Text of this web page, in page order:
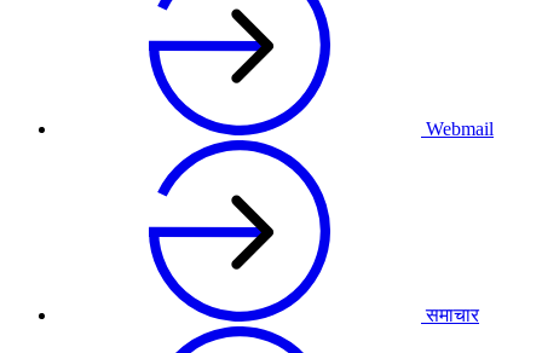
Webmail
समाचार